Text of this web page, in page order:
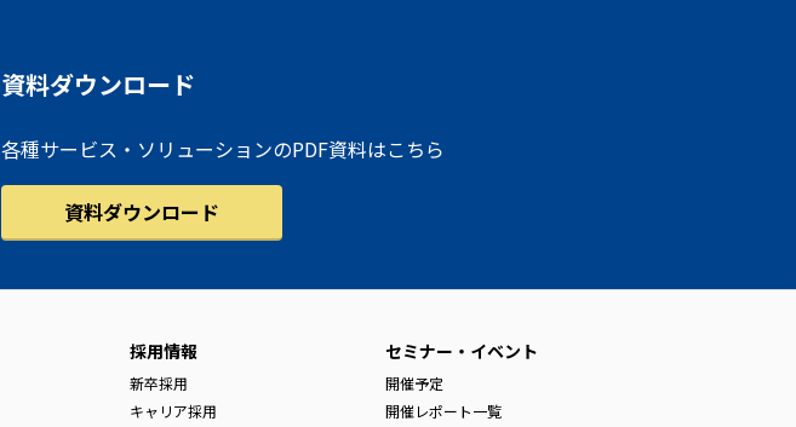
資料ダウンロード
各種サービス・ソリューションのPDF資料はこちら
資料ダウンロード
採用情報
新卒採用
キャリア採用
セミナー・イベント
開催予定
開催レポート一覧